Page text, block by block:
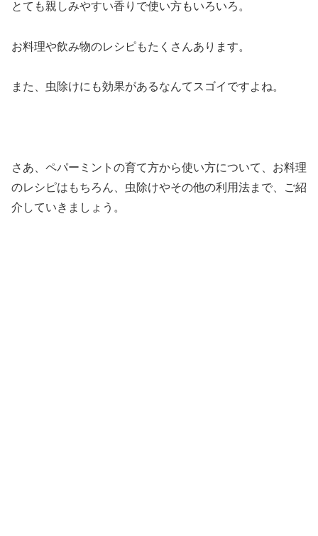
とても親しみやすい香りで使い方もいろいろ。
お料理や飲み物のレシピもたくさんあります。
また、虫除けにも効果があるなんてスゴイですよね。
さあ、ペパーミントの育て方から使い方について、お料理
のレシピはもちろん、虫除けやその他の利用法まで、ご紹
介していきましょう。